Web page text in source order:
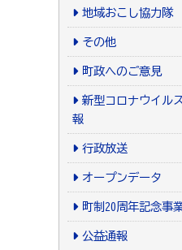
地域おこし協力隊
その他
町政へのご意見
新型コロナウイル
報
行政放送
オープンデータ
町制20周年記念事
公益通報